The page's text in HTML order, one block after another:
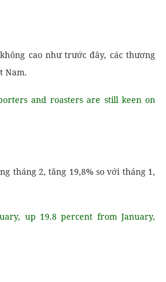
cao như trước đây, các thương
Nam.
and roasters are still keen on
tháng 2, tăng 19,8% so với tháng 1,
up 19.8 percent from January,